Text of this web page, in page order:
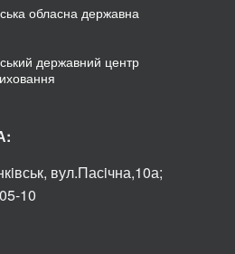
обласна державна
державний центр
вул.Пасiчна,10а;
10